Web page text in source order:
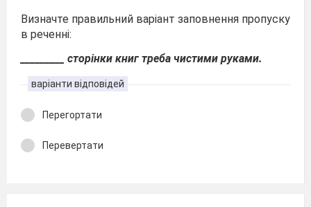
Визначте правильний варіант заповнення пропуску
в реченні:
_________ сторінки книг треба чистими руками.
варіанти відповідей
Перегортати
Перевертати